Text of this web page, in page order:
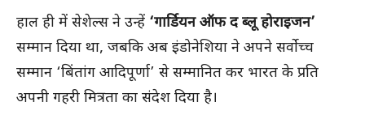
हाल ही में सेशेल्स ने उन्हें ‘गार्डियन ऑफ द ब्लू होराइजन’
सम्मान दिया था, जबकि अब इंडोनेशिया ने अपने सर्वोच्च
सम्मान ‘बिंतांग आदिपूर्णा’ से सम्मानित कर भारत के प्रति
अपनी गहरी मित्रता का संदेश दिया है।